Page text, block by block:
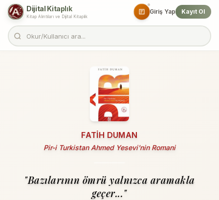
Dijital Kitaplık
Kitap Alıntıları ve Dijital Kitaplık
Giriş Yap Kayıt Ol
FATIH DUMAN
Pir-i Turkistan Ahmed Yesevi'nin Romani
"Bazılarının ömrü yalnızca aramakla
geçer..."